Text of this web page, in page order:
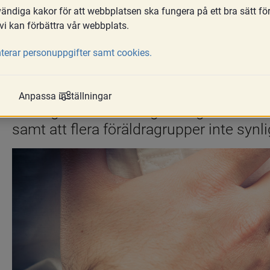
Skriv ut Dela
Som beskrivet i inledningen samt
på denna undersökning generellt en
föräldrar som är födda i Sverige. Det
Medborgarpanelen som användes
Detta gör att det inte går att
samt att flera föräldragrupper inte
kakor för att webbplatsen ska fungera på ett bra sätt
kan förbättra vår webbplats.
personuppgifter samt cookies.
Anpassa inställningar